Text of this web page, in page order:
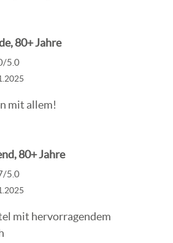
80+ Jahre
5.0
mit allem!
80+ Jahre
5.0
mit hervorragendem